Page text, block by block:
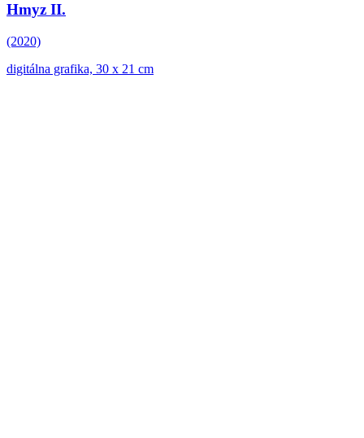
Hmyz II.
(2020)
digitálna grafika, 30 x 21 cm